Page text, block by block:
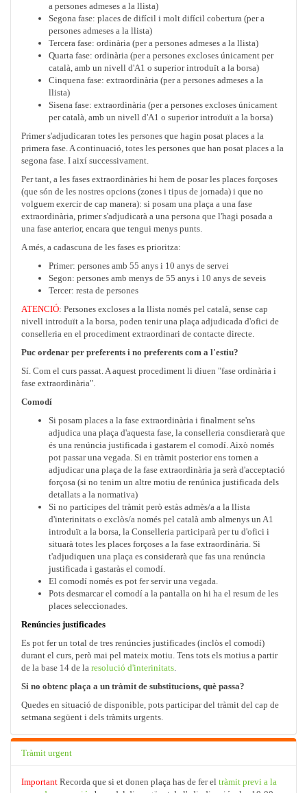
a persones admeses a la llista)
Segona fase: places de difícil i molt difícil cobertura (per a
persones admeses a la llista)
Tercera fase: ordinària (per a persones admeses a la llista)
Quarta fase: ordinària (per a persones excloses únicament per
català, amb un nivell d'A1 o superior introduït a la borsa)
Cinquena fase: extraordinària (per a persones admeses a la
llista)
Sisena fase: extraordinària (per a persones excloses únicament
per català, amb un nivell d'A1 o superior introduït a la borsa)
Primer s'adjudicaran totes les persones que hagin posat places a la
primera fase. A continuació, totes les persones que han posat places a la
segona fase. I així successivament.
Per tant, a les fases extraordinàries hi hem de posar les places forçoses
(que són de les nostres opcions (zones i tipus de jornada) i que no
volguem exercir de cap manera): si posam una plaça a una fase
extraordinària, primer s'adjudicarà a una persona que l'hagi posada a
una fase anterior, encara que tengui menys punts.
A més, a cadascuna de les fases es prioritza:
Primer: persones amb 55 anys i 10 anys de servei
Segon: persones amb menys de 55 anys i 10 anys de seveis
Tercer: resta de persones
ATENCIÓ: Persones excloses a la llista només pel català, sense cap
nivell introduït a la borsa, poden tenir una plaça adjudicada d'ofici de
conselleria en el procediment extraordinari de contacte directe.
Puc ordenar per preferents i no preferents com a l'estiu?
Sí. Com el curs passat. A aquest procediment li diuen "fase ordinària i
fase extraordinària".
Comodí
Si posam places a la fase extraordinària i finalment se'ns
adjudica una plaça d'aquesta fase, la conselleria consdierarà que
és una renúncia justificada i gastarem el comodí. Això només
pot passar una vegada. Si en tràmit posterior ens tornen a
adjudicar una plaça de la fase extraordinària ja serà d'acceptació
forçosa (si no tenim un altre motiu de renúnica justificada dels
detallats a la normativa)
Si no participes del tràmit però estàs admès/a a la llista
d'interinitats o exclòs/a només pel català amb almenys un A1
introduït a la borsa, la Conselleria participarà per tu d'ofici i
situarà totes les places forçoses a la fase extraordinària. Si
t'adjudiquen una plaça es considerarà que fas una renúncia
justificada i gastaràs el comodí.
El comodí només es pot fer servir una vegada.
Pots desmarcar el comodí a la pantalla on hi ha el resum de les
places seleccionades.
Renúncies justificades
Es pot fer un total de tres renúncies justificades (inclòs el comodí)
durant el curs, però mai pel mateix motiu. Tens tots els motius a partir
de la base 14 de la resolució d'interinitats.
Si no obtenc plaça a un tràmit de substitucions, què passa?
Quedes en situació de disponible, pots participar del tràmit del cap de
setmana següent i dels tràmits urgents.
Tràmit urgent
Important Recorda que si et donen plaça has de fer el tràmit previ a la